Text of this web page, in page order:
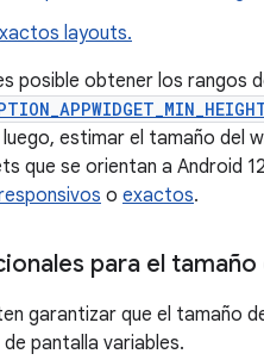
layouts.
posible obtener los rangos
luego, estimar el tamaño del
que se orientan a Android
o exactos.
para el
garantizar que el tamaño
pantalla variables.